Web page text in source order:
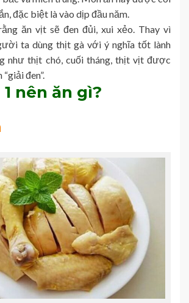
đặc biệt là vào dịp đầu năm.
ăn vịt sẽ đen đủi, xui xẻo. Thay vì
ta dùng thịt gà với ý nghĩa tốt lành
như thịt chó, cuối tháng, thịt vịt được
đen”.
nên ăn gì?